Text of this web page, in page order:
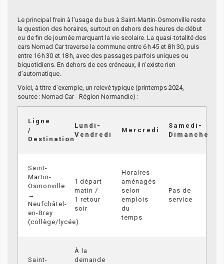
Le principal frein à l’usage du bus à Saint-Martin-Osmonville reste
la question des horaires, surtout en dehors des heures de début
ou de fin de journée marquant la vie scolaire. La quasi-totalité des
cars Nomad Car traverse la commune entre 6 h 45 et 8 h 30, puis
entre 16 h 30 et 18 h, avec des passages parfois uniques ou
biquotidiens. En dehors de ces créneaux, il n’existe rien
d’automatique.
Voici, à titre d’exemple, un relevé typique (printemps 2024,
source : Nomad Car - Région Normandie) :
Ligne
/
Destination
Lundi-
Vendredi
Mercredi
Samedi-
Dimanche
Saint-
Martin-
Osmonville
→
Neufchâtel-
en-Bray
(collège/lycée)
1 départ
matin /
1 retour
soir
Horaires
aménagés
selon
emplois
du
temps
Pas de
service
Saint-
À la
demande